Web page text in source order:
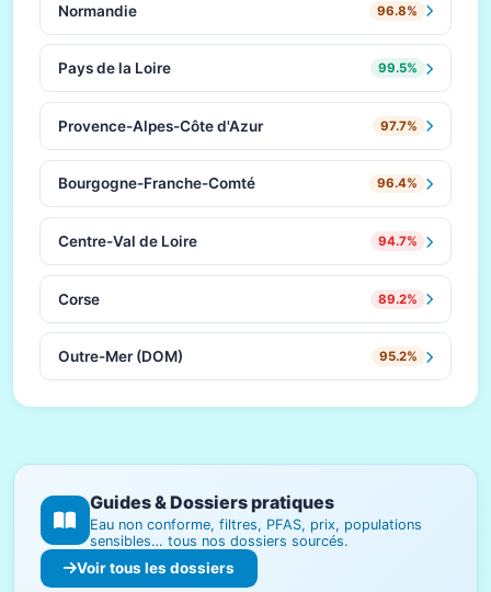
Normandie 96.8%
Pays de la Loire 99.5%
Provence-Alpes-Côte d'Azur 97.7%
Bourgogne-Franche-Comté 96.4%
Centre-Val de Loire 94.7%
Corse 89.2%
Outre-Mer (DOM) 95.2%
Guides & Dossiers pratiques
Eau non conforme, filtres, PFAS, prix, populations
sensibles… tous nos dossiers sourcés.
Voir tous les dossiers